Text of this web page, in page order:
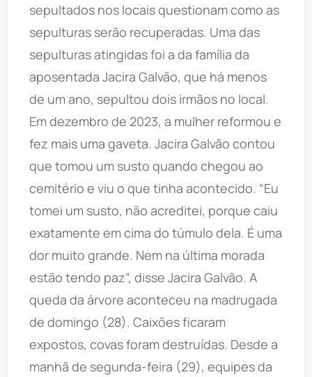
sepultados nos locais questionam como as
sepulturas serão recuperadas. Uma das
sepulturas atingidas foi a da família da
aposentada Jacira Galvão, que há menos
de um ano, sepultou dois irmãos no local.
Em dezembro de 2023, a mulher reformou e
fez mais uma gaveta. Jacira Galvão contou
que tomou um susto quando chegou ao
cemitério e viu o que tinha acontecido. “Eu
tomei um susto, não acreditei, porque caiu
exatamente em cima do túmulo dela. É uma
dor muito grande. Nem na última morada
estão tendo paz”, disse Jacira Galvão. A
queda da árvore aconteceu na madrugada
de domingo (28). Caixões ficaram
expostos, covas foram destruídas. Desde a
manhã de segunda-feira (29), equipes da